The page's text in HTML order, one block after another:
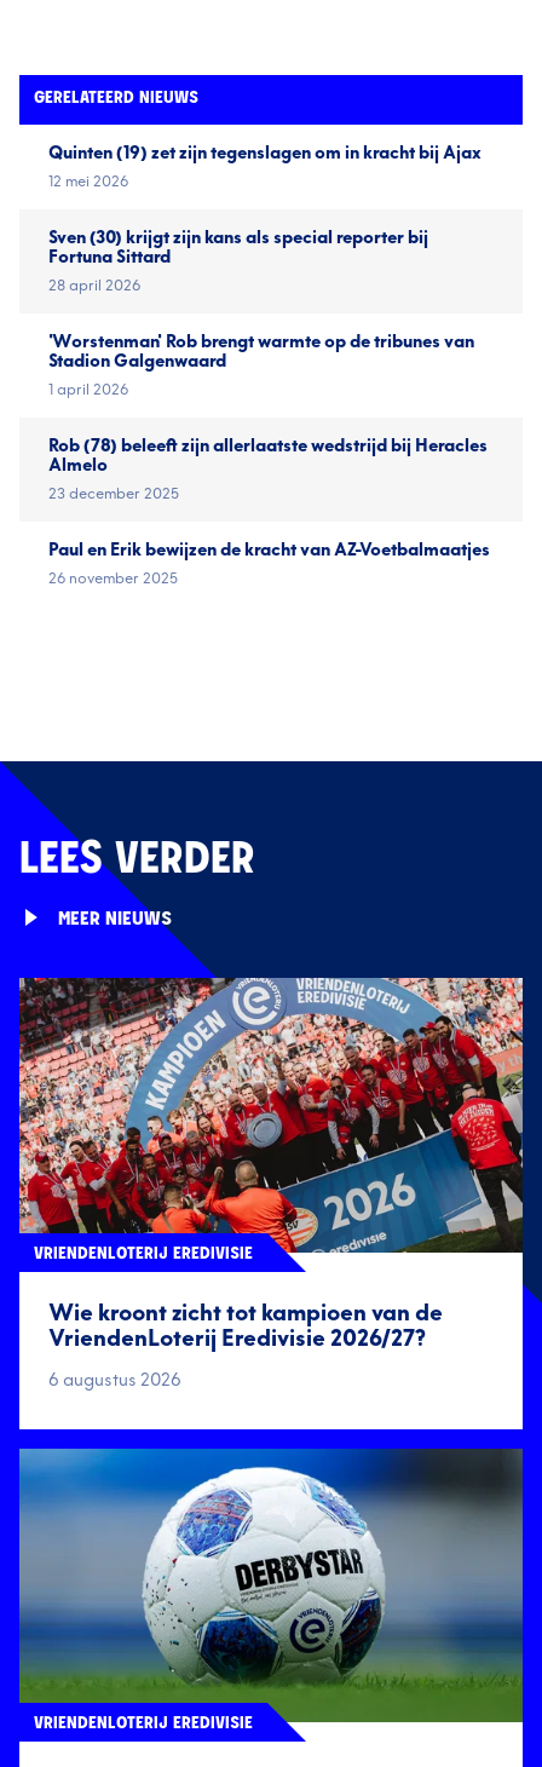
GERELATEERD NIEUWS
Quinten (19) zet zijn tegenslagen om in kracht bij Ajax
12 mei 2026
Sven (30) krijgt zijn kans als special reporter bij
Fortuna Sittard
28 april 2026
'Worstenman' Rob brengt warmte op de tribunes van
Stadion Galgenwaard
1 april 2026
Rob (78) beleeft zijn allerlaatste wedstrijd bij Heracles
Almelo
23 december 2025
Paul en Erik bewijzen de kracht van AZ-Voetbalmaatjes
26 november 2025
LEES VERDER
MEER NIEUWS
Wie kroont zicht tot kampioen van de
VriendenLoterij Eredivisie 2026/27?
VRIENDENLOTERIJ EREDIVISIE
6 augustus 2026
VRIENDENLOTERIJ EREDIVISIE